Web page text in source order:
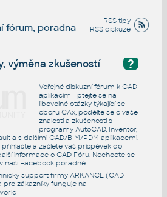
RSS tipy
RSS diskuze
fórum, poradna
?
výměna zkušeností
Veřejné diskuzní fórum k CAD
aplikacím - ptejte se na
libovolné otázky týkající se
oboru CAx, podělte se o vaše
znalosti a zkušenosti s
programy AutoCAD, Inventor,
a s dalšími CAD/BIM/PDM aplikacemi.
a zašlete váš příspěvek do
informace o CAD Fóru. Nechcete se
naší Facebook poradně.
support firmy ARKANCE (CAD
zákazníky funguje na